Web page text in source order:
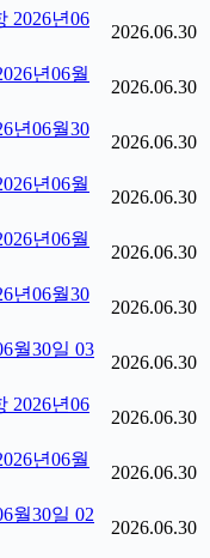
2026년06
2026.06.30
년06월
2026.06.30
년06월30
2026.06.30
년06월
2026.06.30
년06월
2026.06.30
년06월30
2026.06.30
월30일 03
2026.06.30
2026년06
2026.06.30
년06월
2026.06.30
월30일 02
2026.06.30